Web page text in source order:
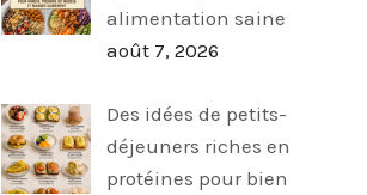
alimentation saine
août 7, 2026
Des idées de petits-
déjeuners riches en
protéines pour bien